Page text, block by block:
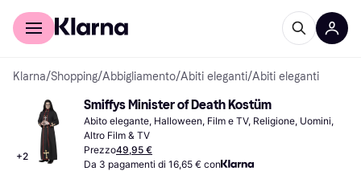
Per il tuo shopping
Klarna/Shopping/Abbigliamento/Abiti eleganti/Abiti eleganti
+2
Smiffys Minister of Death Kostüm
Abito elegante, Halloween, Film e TV, Religione, Uomini,
Altro Film & TV
Prezzo49,95 €
Da 3 pagamenti di 16,65 € con